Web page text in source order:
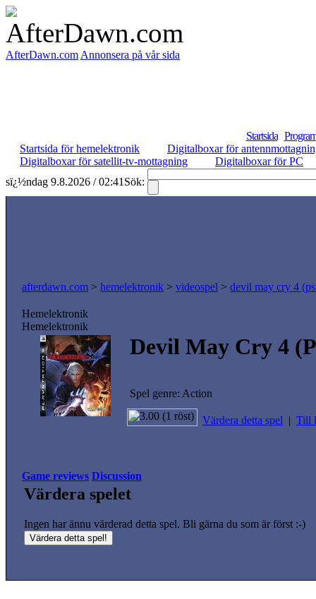
AfterDawn.com Annonsera på vår sida
Startsida
Startsida för hemelektronik
Digitalboxar för
Digitalboxar för satellit-tv-mottagning
Digitalboxar för PC
sï¿½ndag 9.8.2026 / 02:41 Sök:
afterdawn.com > hemelektronik > videospel > devil may cry 4
Hemelektronik
Hemelektronik
Devil May Cry 4
Spel genre: Action
Värdera detta spel | Till
Game reviews Discussion
Värdera spelet
Ingen har ännu värderad detta spel. Bli gärna du som är först :-)